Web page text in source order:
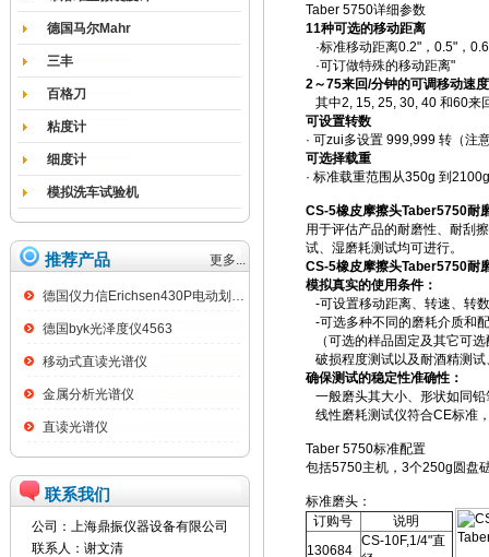
德国马尔Mahr
三丰
百格刀
粘度计
细度计
模拟洗车试验机
推荐产品 更多...
德国仪力信Erichsen430P电动划格试验仪
德国byk光泽度仪4563
移动式直读光谱仪
金属分析光谱仪
直读光谱仪
联系我们
公司：上海鼎振仪器设备有限公司
联系人：谢文清
Taber 5750详细参数
11种可选的移动距离
·标准移动距离0.2"，0.5"，
·可订做特殊的移动距离"
2～75来回/分钟的可调移动速度
其中2, 15, 25, 30, 40 和60来
可设置转数
· 可zui多设置 999,999 转（注
可选择载重
· 标准载重范围从350g 到
CS-5橡皮摩擦头Taber5750耐
用于评估产品的耐磨性、耐刮
试、湿磨耗测试均可进行。
CS-5橡皮摩擦头Taber5750耐
模拟真实的使用条件：
-可设置移动距离、转速、转
-可选多种不同的磨耗介质和
（可选的样品固定及其它可
破损程度测试以及耐酒精测
确保测试的稳定性准确性：
一般磨头其大小、形状如同
线性磨耗测试仪符合CE标准
Taber 5750标准配置
包括5750主机，3个250g圆盘
标准磨头：
订购号
说明
130684
CS-10F,1/4"直